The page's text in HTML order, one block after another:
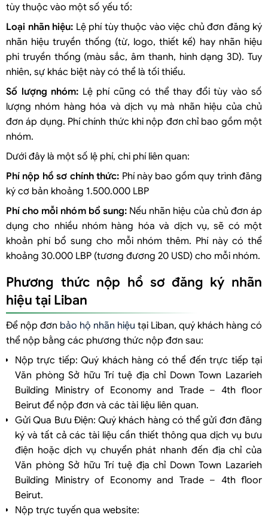
tùy thuộc vào một số yếu tố:
Loại nhãn hiệu: Lệ phí tùy thuộc vào việc chủ đơn đăng ký
nhãn hiệu truyền thống (từ, logo, thiết kế) hay nhãn hiệu
phi truyền thống (màu sắc, âm thanh, hình dạng 3D). Tuy
nhiên, sự khác biệt này có thể là tối thiểu.
Số lượng nhóm: Lệ phí cũng có thể thay đổi tùy vào số
lượng nhóm hàng hóa và dịch vụ mà nhãn hiệu của chủ
đơn áp dụng. Phí chính thức khi nộp đơn chỉ bao gồm một
nhóm.
Dưới đây là một số lệ phí, chi phí liên quan:
Phí nộp hồ sơ chính thức: Phí này bao gồm quy trình đăng
ký cơ bản khoảng 1.500.000 LBP
Phí cho mỗi nhóm bổ sung:Nếu nhãn hiệu của chủ đơn áp
dụng cho nhiều nhóm hàng hóa và dịch vụ, sẽ có một
khoản phí bổ sung cho mỗi nhóm thêm. Phí này có thể
khoảng 30.000 LBP (tương đương 20 USD) cho mỗi nhóm.
Phương thức nộp hồ sơ đăng ký nhãn
hiệu tại Liban
Để nộp đơn bảo hộ nhãn hiệu tại Liban, quý khách hàng có
thể nộp bằng các phương thức nộp đơn sau:
Nộp trực tiếp: Quý khách hàng có thể đến trực tiếp tại
Văn phòng Sở hữu Trí tuệ địa chỉ Down Town Lazarieh
Building Ministry of Economy and Trade – 4th floor
Beirut để nộp đơn và các tài liệu liên quan.
Gửi Qua Bưu Điện: Quý khách hàng có thể gửi đơn đăng
ký và tất cả các tài liệu cần thiết thông qua dịch vụ bưu
điện hoặc dịch vụ chuyển phát nhanh đến địa chỉ của
Văn phòng Sở hữu Trí tuệ địa chỉ Down Town Lazarieh
Building Ministry of Economy and Trade – 4th floor
Beirut.
Nộp trực tuyến qua website: